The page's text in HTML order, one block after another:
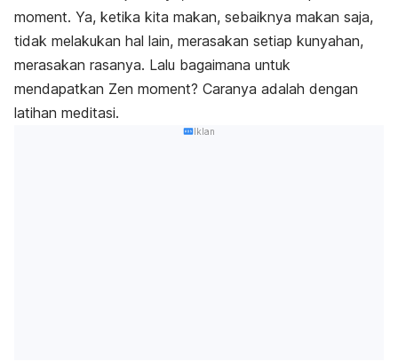
moment. Ya, ketika kita makan, sebaiknya makan saja,
tidak melakukan hal lain, merasakan setiap kunyahan,
merasakan rasanya. Lalu bagaimana untuk
mendapatkan Zen moment? Caranya adalah dengan
latihan meditasi.
Iklan